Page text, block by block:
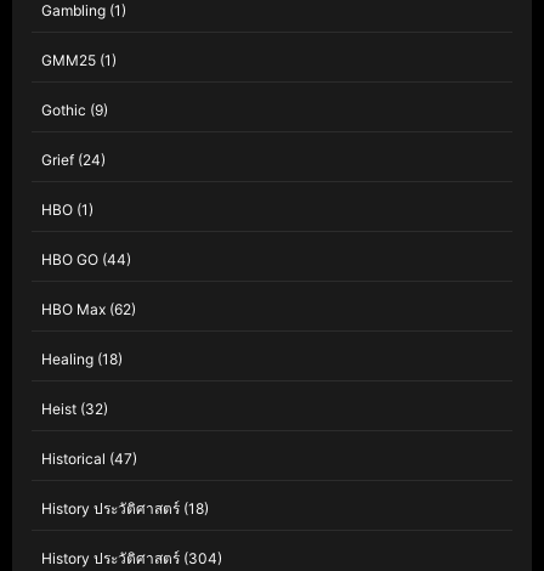
Gambling (1)
GMM25 (1)
Gothic (9)
Grief (24)
HBO (1)
HBO GO (44)
HBO Max (62)
Healing (18)
Heist (32)
Historical (47)
History ประวัติศาสตร์ (18)
History ประวัติศาสตร์ (304)